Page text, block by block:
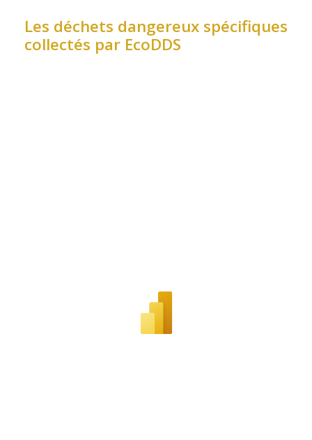
Les déchets dangereux spécifiques
collectés par EcoDDS